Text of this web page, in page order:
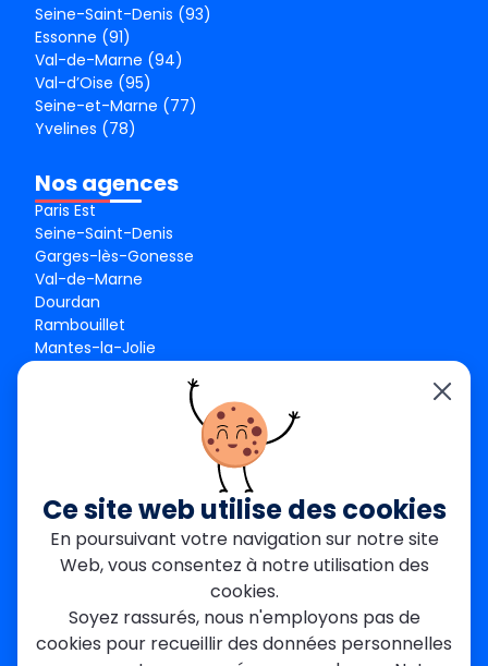
Seine-Saint-Denis (93)
Essonne (91)
Val-de-Marne (94)
Val-d’Oise (95)
Seine-et-Marne (77)
Yvelines (78)
Nos agences
Paris Est
Seine-Saint-Denis
Garges-lès-Gonesse
Val-de-Marne
Dourdan
Rambouillet
Mantes-la-Jolie
contact@metallerie-grand-paris.com
46 bis Av. du Maine, 75015 Paris
Mentions légales
Politique De Confidentialité
Cookies
CGV
Engagements Clients
Ce site web utilise des cookies
En poursuivant votre navigation sur notre site
Web, vous consentez à notre utilisation des
cookies.
Soyez rassurés, nous n'employons pas de
cookies pour recueillir des données personnelles